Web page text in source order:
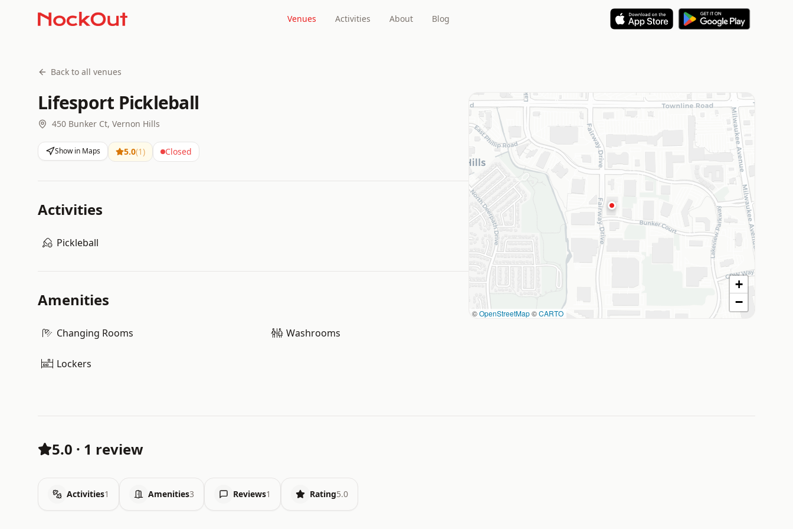
Venues Activities About Blog
Back to all venues
Lifesport Pickleball
450 Bunker Ct, Vernon Hills
Show in Maps 5.0(1) Closed
Activities
Pickleball
Amenities
Changing Rooms Washrooms
Lockers
©OpenStreetMap©CARTO
+
−
5.0 · 1 review
Activities1 Amenities3 Reviews1 Rating5.0